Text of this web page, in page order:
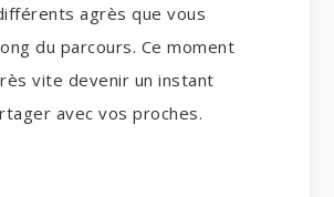
agrès que vous
du parcours. Ce moment
vite devenir un instant
avec vos proches.